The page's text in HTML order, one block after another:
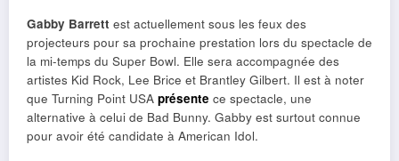
Gabby Barrett est actuellement sous les feux des
projecteurs pour sa prochaine prestation lors du spectacle de
la mi-temps du Super Bowl. Elle sera accompagnée des
artistes Kid Rock, Lee Brice et Brantley Gilbert. Il est à noter
que Turning Point USA présente ce spectacle, une
alternative à celui de Bad Bunny. Gabby est surtout connue
pour avoir été candidate à American Idol.